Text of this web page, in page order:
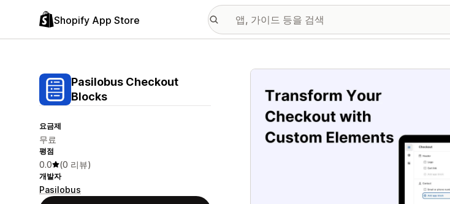
Shopify App Store
Pasilobus Checkout
Blocks
요금제
무료
평점
0.0 (0 리뷰)
개발자
Pasilobus
추천 이미지 갤러리